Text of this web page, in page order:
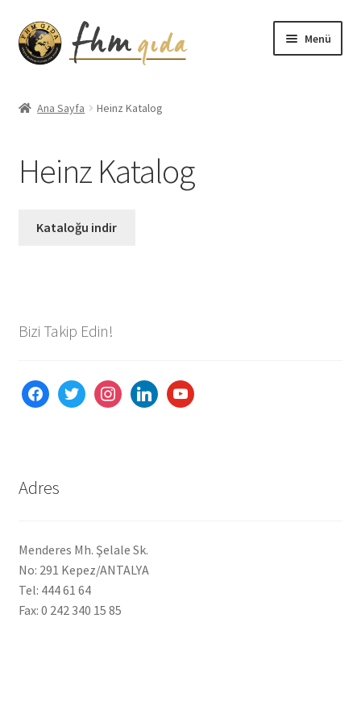
Dolaşıma
geç
İçeriğe
geç
Menü
Anatolia Katalog
Covid-19 Önlemleri
Ekol Katalog
İnsan Kaynakları
ISO Belgemiz
Ana Sayfa Heinz Katalog
Heinz Katalog
Kataloğu indir
Bizi Takip Edin!
facebooktwitter instagramlinkedinyoutube
Adres
Menderes Mh. Şelale Sk.
No: 291 Kepez/ANTALYA
Tel: 444 61 64
Fax: 0 242 340 15 85